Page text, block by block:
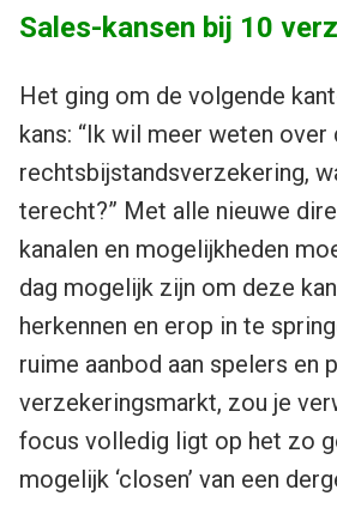
Sales-kansen bij 10
Het ging om de volgende
kans: “Ik wil meer weten over
rechtsbijstandsverzekering,
terecht?” Met alle nieuwe
kanalen en mogelijkheden
dag mogelijk zijn om deze
herkennen en erop in te
ruime aanbod aan spelers en
verzekeringsmarkt, zou je
focus volledig ligt op het zo
mogelijk ‘closen’ van een